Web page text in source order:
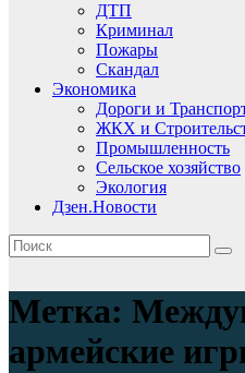
ДТП
Криминал
Пожары
Скандал
Экономика
Дороги и
ЖКХ и
Промышленность
Сельское хозяйство
Экология
Дзен.Новости
Метка:
армейские